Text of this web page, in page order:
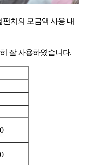
치의 모금액 사용 내
잘 사용하였습니다.